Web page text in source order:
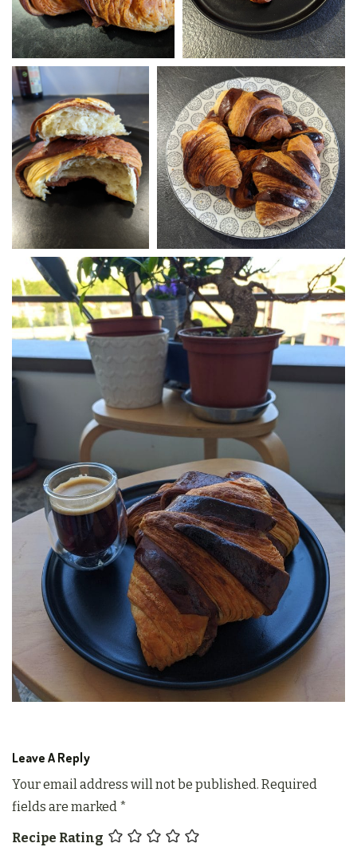
Leave A Reply
Your email address will not be published. Required
fields are marked *
Recipe Rating